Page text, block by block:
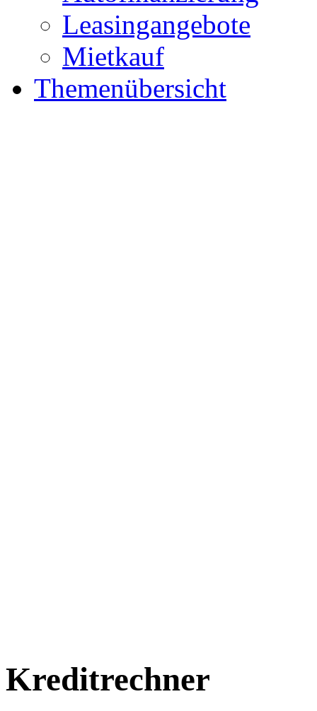
Leasingangebote
Mietkauf
Themenübersicht
Kreditrechner